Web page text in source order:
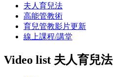
夫人育兒法
高能管教術
育兒管教影片更新
線上課程/講堂
Video list 夫人育兒法